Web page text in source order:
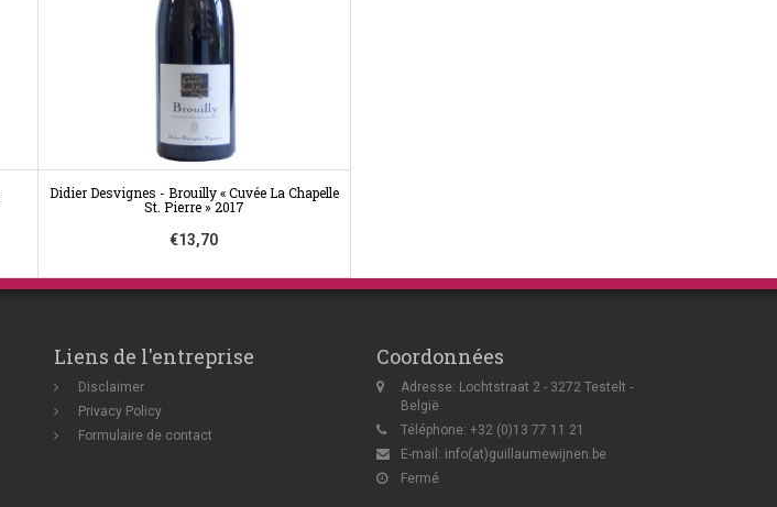
Didier Desvignes - Brouilly « Cuvée La Chapelle
St. Pierre » 2017
€13,70
Liens de l'entreprise
Disclaimer
Privacy Policy
Formulaire de contact
Coordonnées
Adresse: Lochtstraat 2 - 3272 Testelt -
België
Téléphone: +32 (0)13 77 11 21
E-mail: info(at)guillaumewijnen.be
Fermé